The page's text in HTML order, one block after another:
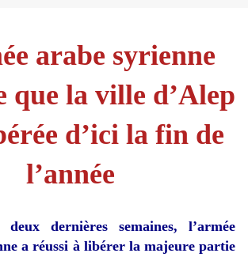
arabe syrienne
que la ville d’Alep
d’ici la fin de
l’année
dernières semaines, l’armée
a réussi à libérer la majeure partie